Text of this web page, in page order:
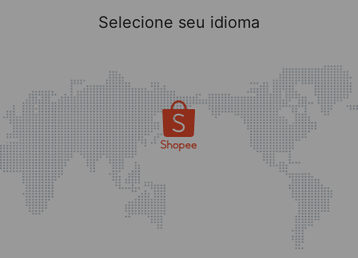
Selecione seu idioma